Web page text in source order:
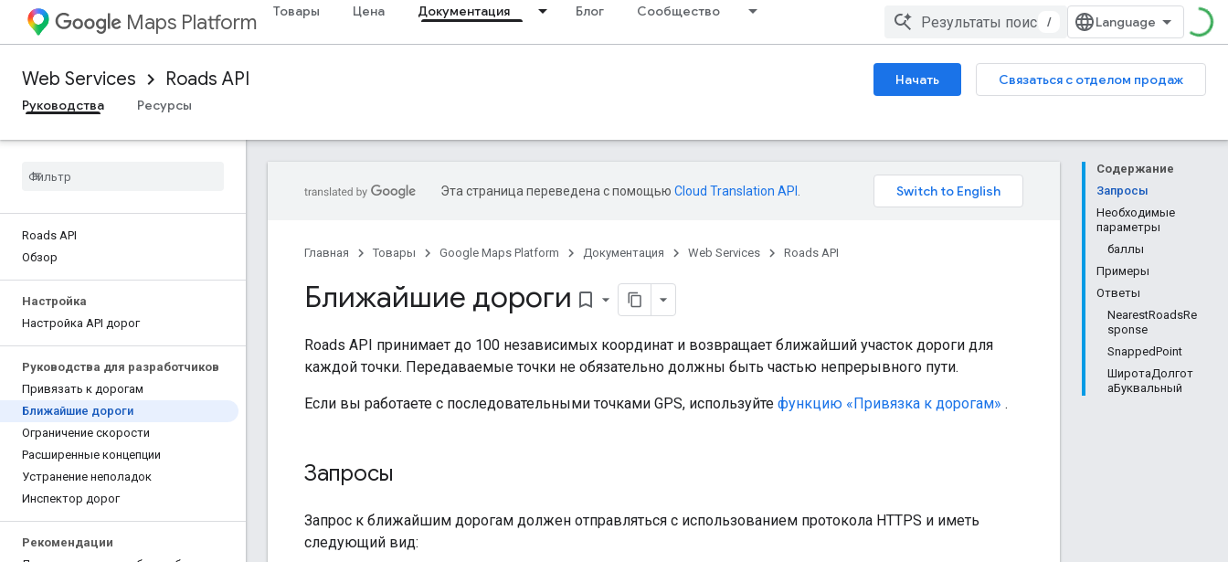
Maps Platform Товары Цена Документация Блог Сообщество
/
Web Services Roads API Начать
Связаться с отделом продаж
Руководства
Ресурсы
Roads API
Обзор
Настройка
Настройка API дорог
Руководства для разработчиков
Привязать к дорогам
Ближайшие дороги
Ограничение скорости
Расширенные концепции
Устранение неполадок
Инспектор дорог
Рекомендации
Содержание
Запросы
Необходимые
параметры
баллы
Примеры
Ответы
NearestRoadsRe
sponse
SnappedPoint
ШиротаДолгот
аБуквальный
Эта страница переведена с помощью Cloud Translation API
Главная Товары Google Maps Platform Документация Web Services Roads API
Ближайшие дороги bookmark_border
Roads API принимает до 100 независимых координат и возвращает ближайший участок дороги для
каждой точки. Передаваемые точки не обязательно должны быть частью непрерывного пути.
Если вы работаете с последовательными точками GPS, используйте функцию «Привязка к дорогам» .
Запросы
Запрос к ближайшим дорогам должен отправляться с использованием протокола HTTPS и иметь
следующий вид: